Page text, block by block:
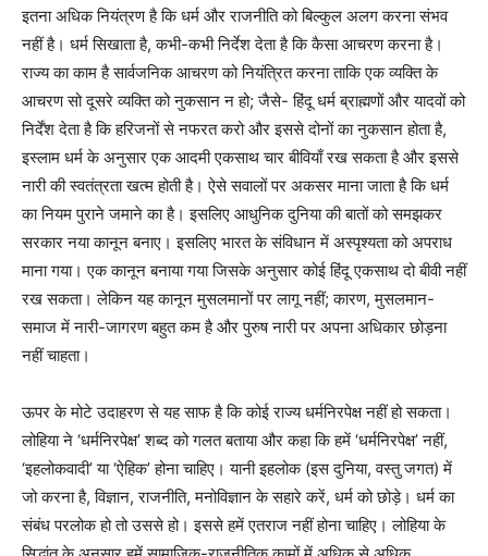
इतना अधिक नियंत्रण है कि धर्म और राजनीति को बिल्कुल अलग करना संभव
नहीं है। धर्म सिखाता है, कभी-कभी निर्देश देता है कि कैसा आचरण करना है।
राज्य का काम है सार्वजनिक आचरण को नियंत्रित करना ताकि एक व्यक्ति के
आचरण सो दूसरे व्यक्ति को नुकसान न हो; जैसे- हिंदू धर्म ब्राह्मणों और यादवों को
निर्देंश देता है कि हरिजनों से नफरत करो और इससे दोनों का नुकसान होता है,
इस्लाम धर्म के अनुसार एक आदमी एकसाथ चार बीवियाँ रख सकता है और इससे
नारी की स्वतंत्रता खत्म होती है। ऐसे सवालों पर अकसर माना जाता है कि धर्म
का नियम पुराने जमाने का है। इसलिए आधुनिक दुनिया की बातों को समझकर
सरकार नया कानून बनाए। इसलिए भारत के संविधान में अस्पृश्यता को अपराध
माना गया। एक कानून बनाया गया जिसके अनुसार कोई हिंदू एकसाथ दो बीवी नहीं
रख सकता। लेकिन यह कानून मुसलमानों पर लागू नहीं; कारण, मुसलमान-
समाज में नारी-जागरण बहुत कम है और पुरुष नारी पर अपना अधिकार छोड़ना
नहीं चाहता।
ऊपर के मोटे उदाहरण से यह साफ है कि कोई राज्य धर्मनिरपेक्ष नहीं हो सकता।
लोहिया ने ‘धर्मनिरपेक्ष’शब्द को गलत बताया और कहा कि हमें ‘धर्मनिरपेक्ष’नहीं,
‘इहलोकवादी’या‘ऐहिक’होना चाहिए। यानी इहलोक (इस दुनिया, वस्तु जगत) में
जो करना है, विज्ञान, राजनीति, मनोविज्ञान के सहारे करें, धर्म को छोड़े। धर्म का
संबंध परलोक हो तो उससे हो। इससे हमें एतराज नहीं होना चाहिए। लोहिया के